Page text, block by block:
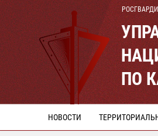
ПО
НОВОСТИ